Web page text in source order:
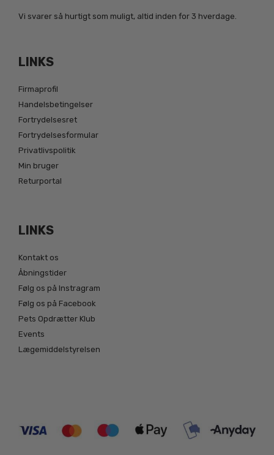
Vi svarer så hurtigt som muligt, altid inden for 3 hverdage.
LINKS
Firmaprofil
Handelsbetingelser
Fortrydelsesret
Fortrydelsesformular
Privatlivspolitik
Min bruger
Returportal
LINKS
Kontakt os
Åbningstider
Følg os på Instragram
Følg os på Facebook
Pets Opdrætter Klub
Events
Lægemiddelstyrelsen